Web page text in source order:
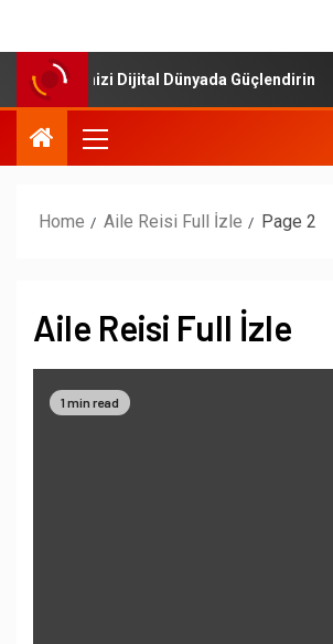
İşletmenizi Dijital Dünyada Güçlendirin
Home Aile Reisi Full İzle Page 2
Aile Reisi Full İzle
1 min read